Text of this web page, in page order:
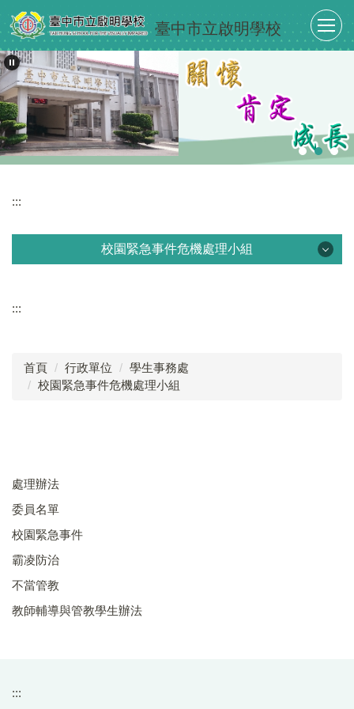
跳
到
主
要
內
容
區
臺中市立啟明學校
:::
校園緊急事件危機處理小組
校園緊急事件
教師輔導與管教學生辦法
:::
首頁 行政單位
學生事務處
校園緊急事件危機處理小組
處理辦法
委員名單
校園緊急事件
霸凌防治
不當管教
教師輔導與管教學生辦法
:::